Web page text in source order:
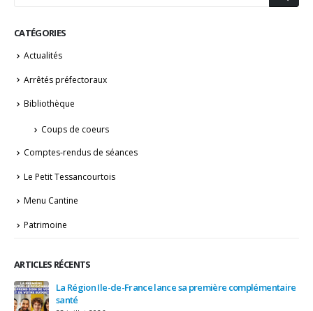
CATÉGORIES
Actualités
Arrêtés préfectoraux
Bibliothèque
Coups de coeurs
Comptes-rendus de séances
Le Petit Tessancourtois
Menu Cantine
Patrimoine
ARTICLES RÉCENTS
La Région Ile-de-France lance sa première complémentaire
santé